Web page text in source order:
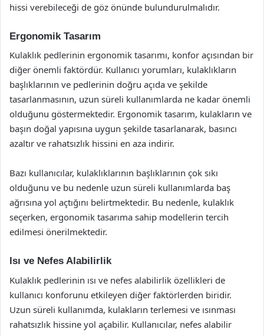
hissi verebileceği de göz önünde bulundurulmalıdır.
Ergonomik Tasarım
Kulaklık pedlerinin ergonomik tasarımı, konfor açısından bir
diğer önemli faktördür. Kullanıcı yorumları, kulaklıkların
başlıklarının ve pedlerinin doğru açıda ve şekilde
tasarlanmasının, uzun süreli kullanımlarda ne kadar önemli
olduğunu göstermektedir. Ergonomik tasarım, kulakların ve
başın doğal yapısına uygun şekilde tasarlanarak, basıncı
azaltır ve rahatsızlık hissini en aza indirir.
Bazı kullanıcılar, kulaklıklarının başlıklarının çok sıkı
olduğunu ve bu nedenle uzun süreli kullanımlarda baş
ağrısına yol açtığını belirtmektedir. Bu nedenle, kulaklık
seçerken, ergonomik tasarıma sahip modellerin tercih
edilmesi önerilmektedir.
Isı ve Nefes Alabilirlik
Kulaklık pedlerinin ısı ve nefes alabilirlik özellikleri de
kullanıcı konforunu etkileyen diğer faktörlerden biridir.
Uzun süreli kullanımda, kulakların terlemesi ve ısınması
rahatsızlık hissine yol açabilir. Kullanıcılar, nefes alabilir